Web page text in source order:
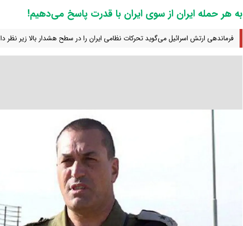
به هر حمله ایران از سوی ایران با قدرت پاسخ می‌دهیم!
فرماندهی ارتش اسرائیل می‌گوید تحرکات نظامی ایران را در سطح هشدار بالا زیر نظر